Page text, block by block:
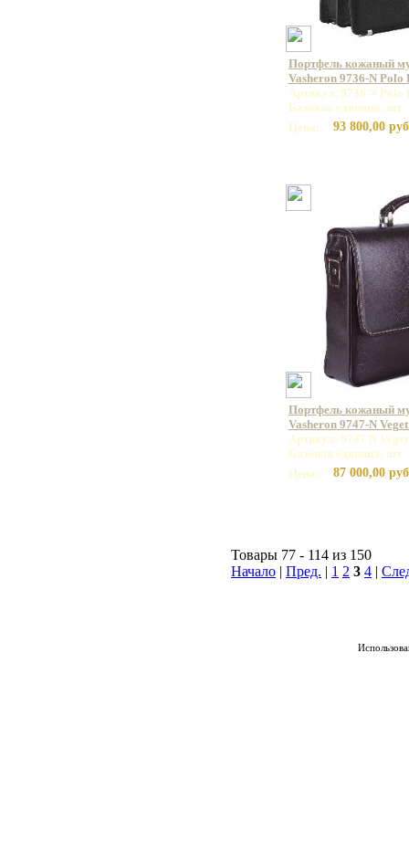
Портфель кожаный
Vasheron 9736-N
Артикул: 9736 N Polo
Базовая единица: шт
Цена:
93 800,00
Портфель кожаный
Vasheron 9747-N
Артикул: 9747 N
Базовая единица: шт
Цена:
87 000,00
Товары 77 - 114 из 150
Начало
Пред. 1 2 3 4